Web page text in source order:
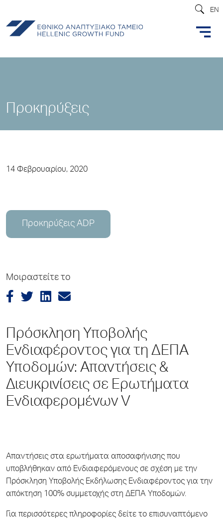
EN
Προκηρύξεις
14 Φεβρουαρίου, 2020
Προκηρύξεις ADP
Μοιραστείτε το
Πρόσκληση Υποβολής
Ενδιαφέροντος για τη ΔΕΠΑ
Υποδομών: Απαντήσεις &
Διευκρινίσεις σε Ερωτήματα
Ενδιαφερομένων V
Απαντήσεις στα ερωτήματα αποσαφήνισης που
υποβλήθηκαν από Ενδιαφερόμενους σε σχέση με την
Πρόσκληση Υποβολής Εκδήλωσης Ενδιαφέροντος για την
απόκτηση 100% συμμετοχής στη ΔΕΠΑ Υποδομών.
Για περισσότερες πληροφορίες δείτε το επισυναπτόμενο